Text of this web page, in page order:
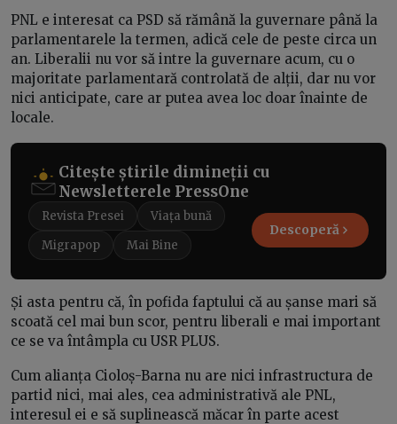
PNL e interesat ca PSD să rămână la guvernare până la
parlamentarele la termen, adică cele de peste circa un
an. Liberalii nu vor să intre la guvernare acum, cu o
majoritate parlamentară controlată de alții, dar nu vor
nici anticipate, care ar putea avea loc doar înainte de
locale.
Citește știrile dimineții cu
Newsletterele PressOne
Revista Presei
Viața bună
Migrapop
Mai Bine
Descoperă
Și asta pentru că, în pofida faptului că au șanse mari să
scoată cel mai bun scor, pentru liberali e mai important
ce se va întâmpla cu USR PLUS.
Cum alianța Cioloș-Barna nu are nici infrastructura de
partid nici, mai ales, cea administrativă ale PNL,
interesul ei e să suplinească măcar în parte acest